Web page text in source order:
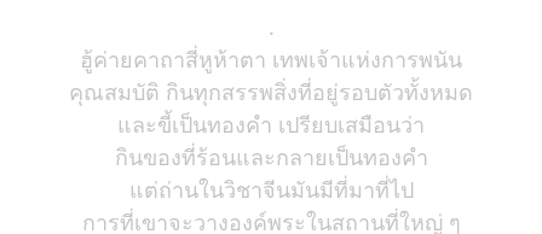
.
ฮู้ค่ายคาถาสี่หูห้าตา เทพเจ้าแห่งการพนัน
คุณสมบัติ กินทุกสรรพสิ่งที่อยู่รอบตัวทั้งหมด
และขี้เป็นทองคำ เปรียบเสมือนว่า
กินของที่ร้อนและกลายเป็นทองคำ
แต่ถ่านในวิชาจีนมันมีที่มาที่ไป
การที่เขาจะวางองค์พระในสถานที่ใหญ่ ๆ